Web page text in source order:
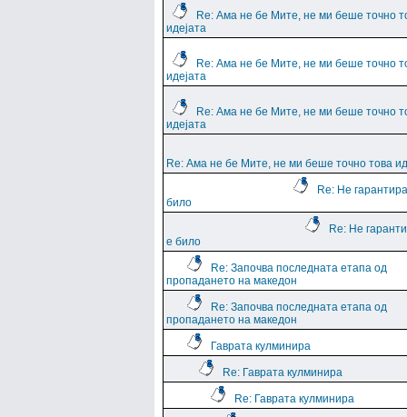
Re: Ама не бе Мите, не ми беше точно
идејата
Re: Ама не бе Мите, не ми беше точно
идејата
Re: Ама не бе Мите, не ми беше точно
идејата
Re: Ама не бе Мите, не ми беше точно това
Re: Не
било
Re: Не
е било
Re: Започва последната етапа од
пропадането на македон
Re: Започва последната етапа од
пропадането на македон
Гаврата кулминира
Re: Гаврата кулминира
Re: Гаврата кулминира